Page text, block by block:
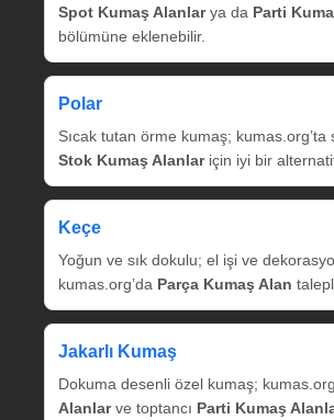
Spot Kumaş Alanlarya da Parti
bölümüne eklenebilir.
Polar
Sıcak tutan örme kumaş; kumas.org’ta
Stok Kumaş Alanlariçin iyi bir
Keçe
Yoğun ve sık dokulu; el işi ve
kumas.org’da Parça Kumaş Alan
Jakarlı Kumaş
Dokuma desenli özel kumaş;
Alanlarve toptancı Parti Kumaş